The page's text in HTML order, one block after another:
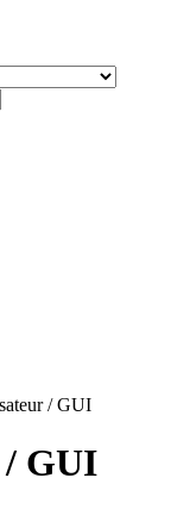
/ GUI
GUI